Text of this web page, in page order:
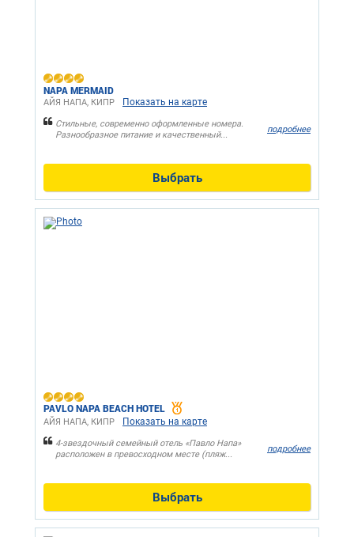
NAPA MERMAID
АЙЯ НАПА, КИПР Показать на карте
Стильные, современно оформленные номера.
Разнообразное питание и качественный...
подробнее
Выбрать
PAVLO NAPA BEACH HOTEL
АЙЯ НАПА, КИПР Показать на карте
4-звездочный семейный отель «Павло Напа»
расположен в превосходном месте (пляж...
подробнее
Выбрать